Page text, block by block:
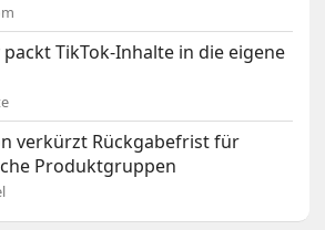
packt TikTok-Inhalte in die eigene
verkürzt Rückgabefrist für
Produktgruppen